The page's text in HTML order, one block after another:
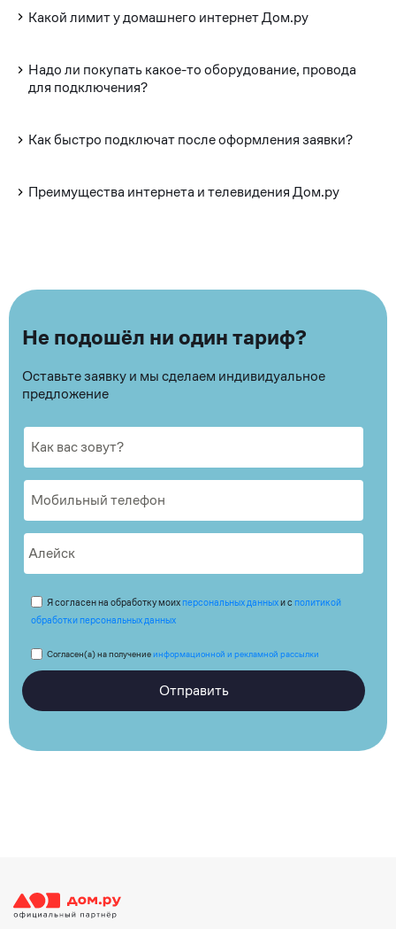
Какой лимит у домашнего интернет Дом.ру
Надо ли покупать какое-то оборудование, провода
для подключения?
Как быстро подключат после оформления заявки?
Преимущества интернета и телевидения Дом.ру
Не подошёл ни один тариф?
Оставьте заявку и мы сделаем индивидуальное
предложение
Я согласен на обработку моих персональных данныхи с политикой
обработки персональных данных
Согласен(а) на получениеинформационной и рекламной рассылки
Отправить